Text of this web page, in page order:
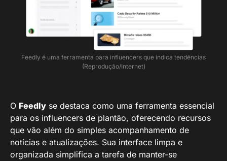
Feedly é uma ferramenta para influencers que indica tendências
(Reprodução/Internet)
O Feedly se destaca como uma ferramenta essencial
para os influencers de plantão, oferecendo recursos
que vão além do simples acompanhamento de
notícias e atualizações. Sua interface limpa e
organizada simplifica a tarefa de manter-se